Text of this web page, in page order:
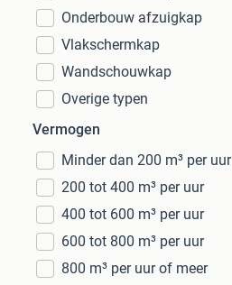
Onderbouw afzuigkap
Vlakschermkap
Wandschouwkap
Overige typen
Vermogen
Minder dan 200 m³ per uur
200 tot 400 m³ per uur
400 tot 600 m³ per uur
600 tot 800 m³ per uur
800 m³ per uur of meer